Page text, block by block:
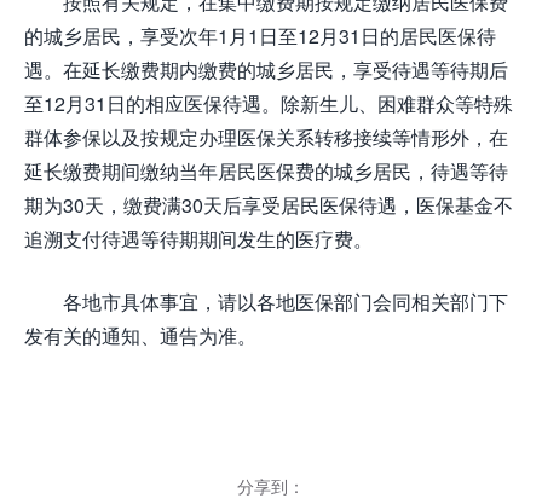
的城乡居民，享受次年1月1日至12月31日的居民医保待
遇。在延长缴费期内缴费的城乡居民，享受待遇等待期后
至12月31日的相应医保待遇。除新生儿、困难群众等特殊
群体参保以及按规定办理医保关系转移接续等情形外，在
延长缴费期间缴纳当年居民医保费的城乡居民，待遇等待
期为30天，缴费满30天后享受居民医保待遇，医保基金不
追溯支付待遇等待期期间发生的医疗费。
各地市具体事宜，请以各地医保部门会同相关部门下
发有关的通知、通告为准。
分享到：